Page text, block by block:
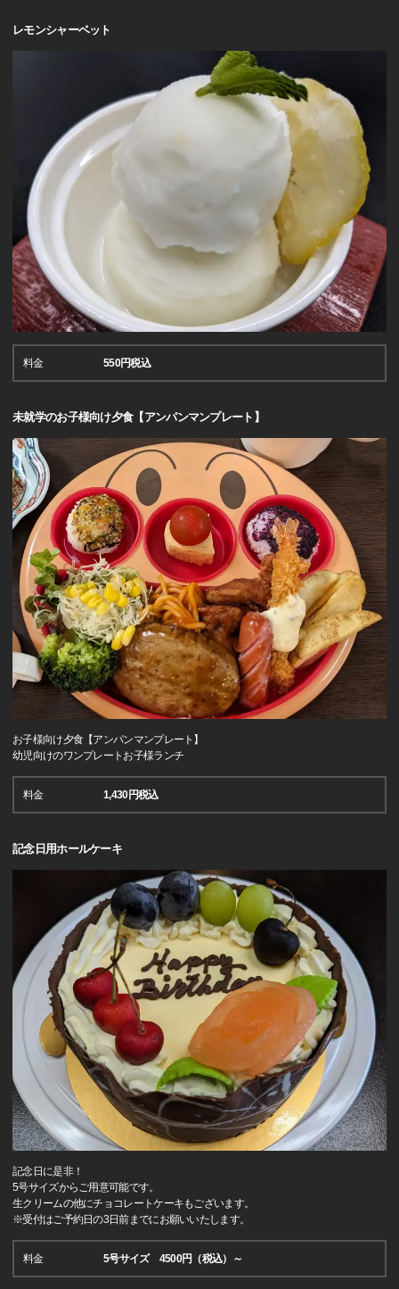
レモンシャーベット
料金 550円税込
未就学のお子様向け夕食【アンパンマンプレート】
お子様向け夕食【アンパンマンプレート】
幼児向けのワンプレートお子様ランチ
料金 1,430円税込
記念日用ホールケーキ
記念日に是非！
5号サイズからご用意可能です。
生クリームの他にチョコレートケーキもございます。
※受付はご予約日の3日前までにお願いいたします。
料金 5号サイズ 4500円（税込）～